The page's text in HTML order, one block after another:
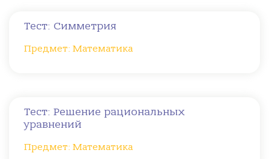
Тест: Симметрия
Предмет: Математика
Тест: Решение рациональных
уравнений
Предмет: Математика